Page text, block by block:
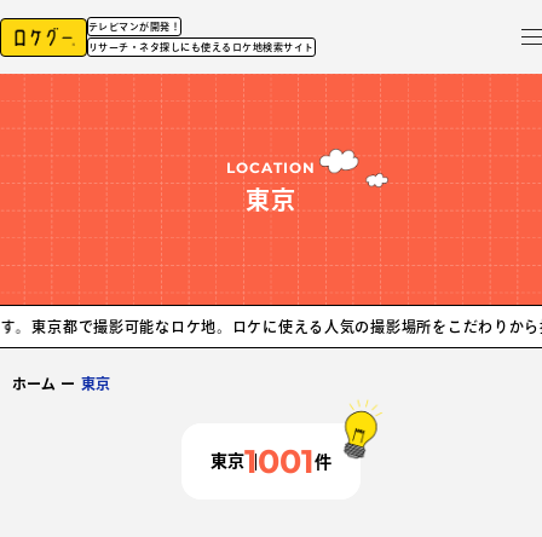
テレビマンが開発！
リサーチ・ネタ探しにも使えるロケ地検索サイト
LOCATION
東京
影可能なロケ地。ロケに使える人気の撮影場所をこだわりから探せます。東
ホーム ー 東京
東京1001件